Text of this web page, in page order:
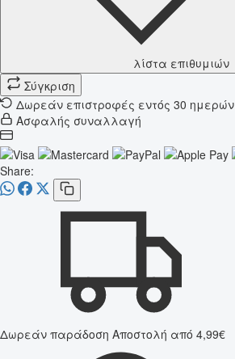
λίστα επιθυμιών
Σύγκριση
Δωρεάν επιστροφές εντός 30 ημερών
Ασφαλής συναλλαγή
Share:
Δωρεάν παράδοση Αποστολή από 4,99€